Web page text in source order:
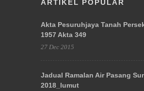
ARTIKEL POPULAR
Akta Pesuruhjaya Tanah
1957 Akta 349
27 Dec 2015
Jadual Ramalan Air Pasang
2018_lumut